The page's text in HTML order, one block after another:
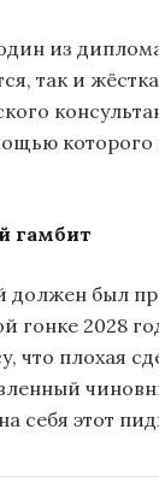
из
так и
которого
гамбит
должен был
гонке 2028
что плохая
себя этот